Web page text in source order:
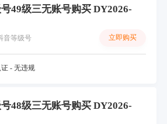
49级三无账号购买 DY2026-
音等级号 立即购买
- 无违规
48级三无账号购买 DY2026-